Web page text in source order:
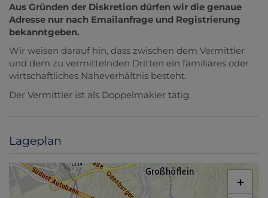
Aus Gründen der Diskretion dürfen wir die genaue
Adresse nur nach Emailanfrage und Registrierung
bekanntgeben.
Wir weisen darauf hin, dass zwischen dem Vermittler
und dem zu vermittelnden Dritten ein familiäres oder
wirtschaftliches Naheverhältnis besteht.
Der Vermittler ist als Doppelmakler tätig.
Lageplan
+